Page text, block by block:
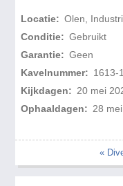
Locatie: Olen,
Conditie: Gebruikt
Garantie: Geen
Kavelnummer: 1613-
Kijkdagen: 20 mei
Ophaaldagen: 28
«